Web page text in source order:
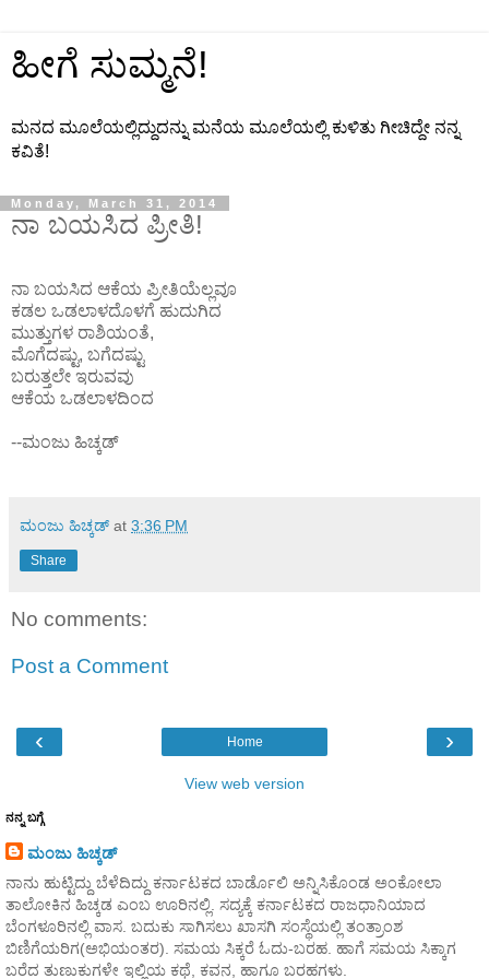
ಹೀಗೆ ಸುಮ್ಮನೆ!
ಮನದ ಮೂಲೆಯಲ್ಲಿದ್ದುದನ್ನು ಮನೆಯ ಮೂಲೆಯಲ್ಲಿ ಕುಳಿತು ಗೀಚಿದ್ದೇ ನನ್ನ
ಕವಿತೆ!
Monday, March 31, 2014
ನಾ ಬಯಸಿದ ಪ್ರೀತಿ!
ನಾ ಬಯಸಿದ ಆಕೆಯ ಪ್ರೀತಿಯೆಲ್ಲವೂ
ಕಡಲ ಒಡಲಾಳದೊಳಗೆ ಹುದುಗಿದ
ಮುತ್ತುಗಳ ರಾಶಿಯಂತೆ,
ಮೊಗೆದಷ್ಟು, ಬಗೆದಷ್ಟು
ಬರುತ್ತಲೇ ಇರುವವು
ಆಕೆಯ ಒಡಲಾಳದಿಂದ
--ಮಂಜು ಹಿಚ್ಕಡ್
ಮಂಜು ಹಿಚ್ಕಡ್ at 3:36 PM
Share
No comments:
Post a Comment
‹ ›
Home
View web version
ನನ್ನ ಬಗ್ಗೆ
ಮಂಜು ಹಿಚ್ಕಡ್
ನಾನು ಹುಟ್ಟಿದ್ದು ಬೆಳೆದಿದ್ದು ಕರ್ನಾಟಕದ ಬಾರ್ಡೊಲಿ ಅನ್ನಿಸಿಕೊಂಡ ಅಂಕೋಲಾ
ತಾಲೋಕಿನ ಹಿಚ್ಕಡ ಎಂಬ ಊರಿನಲ್ಲಿ. ಸದ್ಯಕ್ಕೆ ಕರ್ನಾಟಕದ ರಾಜಧಾನಿಯಾದ
ಬೆಂಗಳೂರಿನಲ್ಲಿ ವಾಸ. ಬದುಕು ಸಾಗಿಸಲು ಖಾಸಗಿ ಸಂಸ್ಥೆಯಲ್ಲಿ ತಂತ್ರಾಂಶ
ಬಿಣಿಗೆಯರಿಗ(ಅಭಿಯಂತರ). ಸಮಯ ಸಿಕ್ಕರೆ ಓದು-ಬರಹ. ಹಾಗೆ ಸಮಯ ಸಿಕ್ಕಾಗ
ಬರೆದ ತುಣುಕುಗಳೇ ಇಲ್ಲಿಯ ಕಥೆ, ಕವನ, ಹಾಗೂ ಬರಹಗಳು.